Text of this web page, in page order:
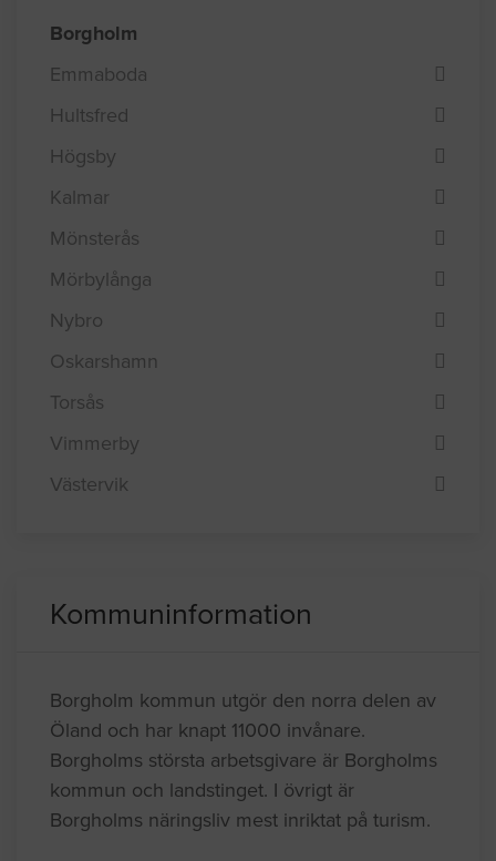
Borgholm
Emmaboda
Hultsfred
Högsby
Kalmar
Mönsterås
Mörbylånga
Nybro
Oskarshamn
Torsås
Vimmerby
Västervik
Kommuninformation
Borgholm kommun utgör den norra delen av
Öland och har knapt 11000 invånare.
Borgholms största arbetsgivare är Borgholms
kommun och landstinget. I övrigt är
Borgholms näringsliv mest inriktat på turism.